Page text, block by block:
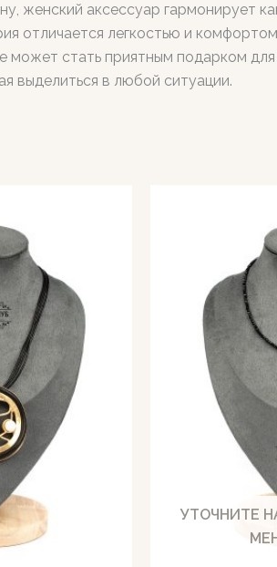
женский аксессуар гармонирует
отличается легкостью и
может стать приятным подарком
выделиться в любой ситуации.
УТОЧНИТЕ